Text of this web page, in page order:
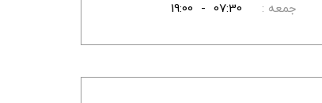
جمعه : 07:30 - 19:00